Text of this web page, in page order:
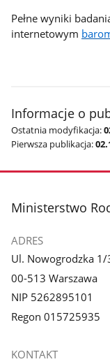
Pełne wyniki
internetowym
Informacje o
Ostatnia modyfikacja:
Pierwsza publikacja:
stopka
Ministerstwo
ADRES
Ul. Nowogrodzka
00-513 Warszawa
NIP 5262895101
Regon 015725935
KONTAKT